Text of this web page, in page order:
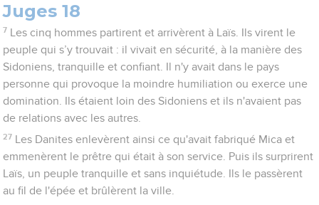
Juges 18
7
Les cinq hommes partirent et arrivèrent à Laïs. Ils virent le
peuple qui s’y trouvait : il vivait en sécurité, à la manière des
Sidoniens, tranquille et confiant. Il n'y avait dans le pays
personne qui provoque la moindre humiliation ou exerce une
domination. Ils étaient loin des Sidoniens et ils n'avaient pas
de relations avec les autres.
27
Les Danites enlevèrent ainsi ce qu'avait fabriqué Mica et
emmenèrent le prêtre qui était à son service. Puis ils surprirent
Laïs, un peuple tranquille et sans inquiétude. Ils le passèrent
au fil de l'épée et brûlèrent la ville.